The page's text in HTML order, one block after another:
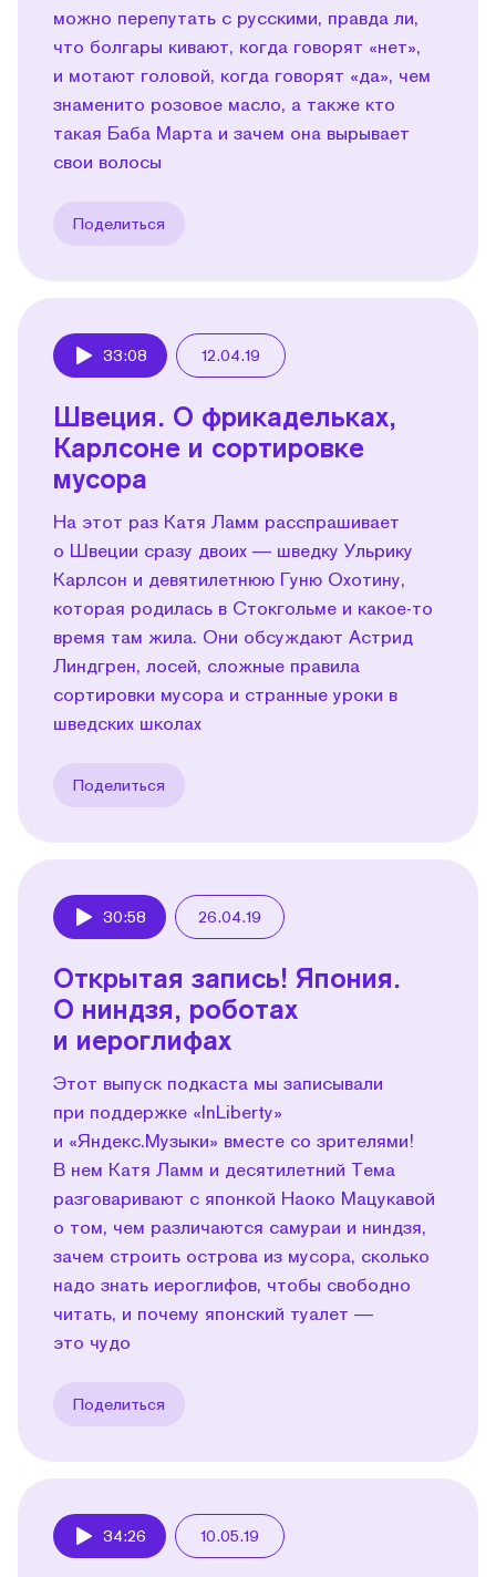
можно перепутать с русскими, правда ли,
что болгары кивают, когда говорят «нет»,
и мотают головой, когда говорят «да», чем
знаменито розовое масло, а также кто
такая Баба Марта и зачем она вырывает
свои волосы
Поделиться
33:08 12.04.19
Швеция. О фрикадельках,
Карлсоне и сортировке
мусора
На этот раз Катя Ламм расспрашивает
о Швеции сразу двоих — шведку Ульрику
Карлсон и девятилетнюю Гуню Охотину,
которая родилась в Стокгольме и какое-то
время там жила. Они обсуждают Астрид
Линдгрен, лосей, сложные правила
сортировки мусора и странные уроки в
шведских школах
Поделиться
30:58 26.04.19
Открытая запись! Япония.
О ниндзя, роботах
и иероглифах
Этот выпуск подкаста мы записывали
при поддержке «InLiberty»
и «Яндекс.Музыки» вместе со зрителями!
В нем Катя Ламм и десятилетний Тема
разговаривают с японкой Наоко Мацукавой
о том, чем различаются самураи и ниндзя,
зачем строить острова из мусора, сколько
надо знать иероглифов, чтобы свободно
читать, и почему японский туалет —
это чудо
Поделиться
34:26 10.05.19